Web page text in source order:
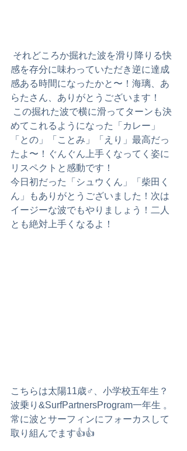
感を存分に味わっていただき逆に達成
感ある時間になったかと〜！海璃、あ
らたさん、ありがとうございます！
めてこれるようになった「カレー」
「との」「ことみ」「えり」最高だっ
たよ〜！ぐんぐん上手くなってく姿に
リスペクトと感動です！
今日初だった「シュウくん」「柴田く
ん」もありがとうございました！次は
イージーな波でもやりましょう！二人
とも絶対上手くなるよ！
こちらは太陽11歳♂、小学校五年生？
波乗り&SurfPartnersProgram一年生 。
常に波とサーフィンにフォーカスして
取り組んでます👍👍